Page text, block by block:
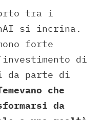
tra i
si incrina.
forte
di
da parte di
che
da